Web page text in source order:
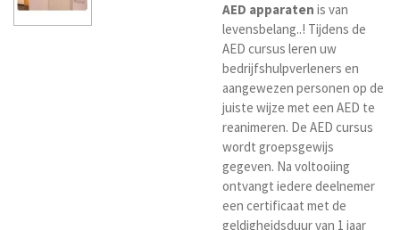
AED apparaten is van
levensbelang..! Tijdens de
AED cursus leren uw
bedrijfshulpverleners en
aangewezen personen op de
juiste wijze met een AED te
reanimeren. De AED cursus
wordt groepsgewijs
gegeven. Na voltooiing
ontvangt iedere deelnemer
een certificaat met de
geldigheidsduur van 1 jaar